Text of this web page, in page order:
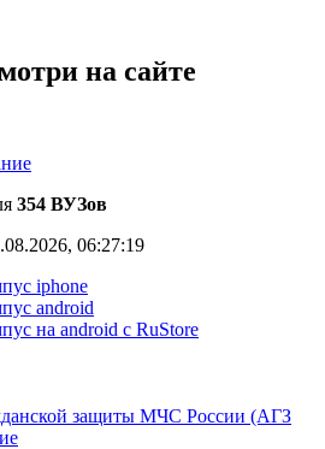
на сайте
354 ВУЗов
06:27:19
защиты МЧС России (АГЗ